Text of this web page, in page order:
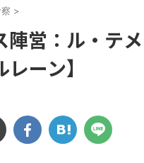
>
営：ル・テ
ーン】